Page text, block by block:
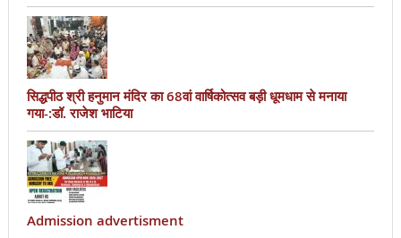
सिद्धपीठ श्री हनुमान मंदिर का 68वां वार्षिकोत्सव बड़ी धूमधाम से मनाया
गया-:डॉ. राजेश भाटिया
Admission advertisment